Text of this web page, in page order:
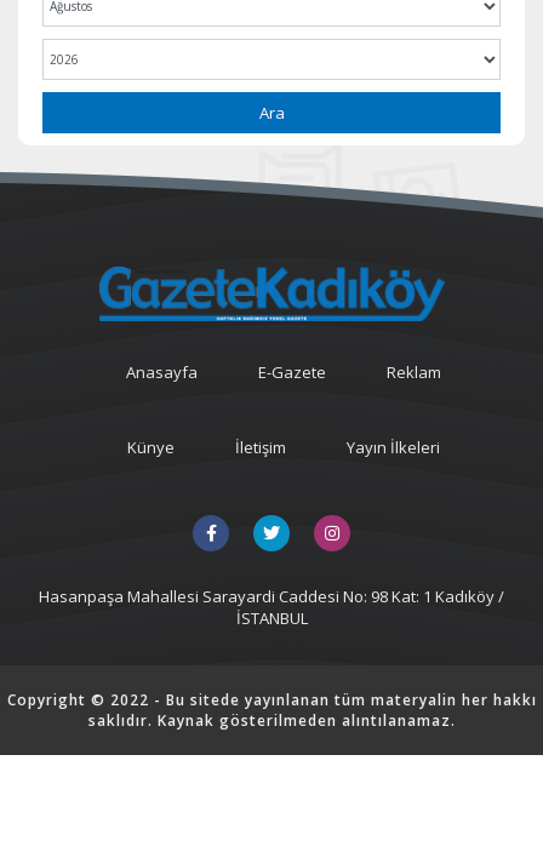
Ara
Anasayfa E-Gazete Reklam
Künye İletişim Yayın İlkeleri
Hasanpaşa Mahallesi Sarayardi Caddesi No: 98 Kat: 1 Kadıköy /
İSTANBUL
Copyright © 2022 - Bu sitede yayınlanan tüm materyalin her hakkı
saklıdır. Kaynak gösterilmeden alıntılanamaz.